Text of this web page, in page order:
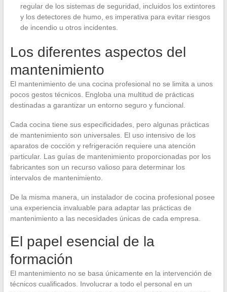
regular de los sistemas de seguridad, incluidos los extintores
y los detectores de humo, es imperativa para evitar riesgos
de incendio u otros incidentes.
Los diferentes aspectos del
mantenimiento
El mantenimiento de una cocina profesional no se limita a unos
pocos gestos técnicos. Engloba una multitud de prácticas
destinadas a garantizar un entorno seguro y funcional.
Cada cocina tiene sus especificidades, pero algunas prácticas
de mantenimiento son universales. El uso intensivo de los
aparatos de cocción y refrigeración requiere una atención
particular. Las guías de mantenimiento proporcionadas por los
fabricantes son un recurso valioso para determinar los
intervalos de mantenimiento.
De la misma manera, un instalador de cocina profesional posee
una experiencia invaluable para adaptar las prácticas de
mantenimiento a las necesidades únicas de cada empresa.
El papel esencial de la
formación
El mantenimiento no se basa únicamente en la intervención de
técnicos cualificados. Involucrar a todo el personal en un